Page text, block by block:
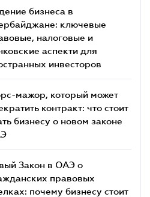
бизнеса в
ключевые
налоговые и
аcпекти для
инвесторов
мажор, который может
контракт: что стоит
бизнесу о новом законе
Закон в ОАЭ о
правовых
почему бизнесу стоит